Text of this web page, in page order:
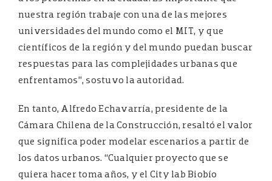
nuestra región trabaje con una de las mejores
universidades del mundo como el MIT, y que
científicos de la región y del mundo puedan buscar
respuestas para las complejidades urbanas que
enfrentamos”, sostuvo la autoridad.
En tanto, Alfredo Echavarría, presidente de la
Cámara Chilena de la Construcción, resaltó el valor
que significa poder modelar escenarios a partir de
los datos urbanos. “Cualquier proyecto que se
quiera hacer toma años, y el City lab Biobío